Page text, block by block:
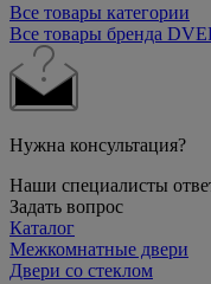
Все товары категории
Все товары бренда
Нужна консультация?
Наши специалисты
Задать вопрос
Каталог
Межкомнатные двери
Двери со стеклом